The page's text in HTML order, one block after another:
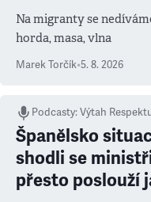
Na migranty se
horda, masa, vlna
Marek Torčík•5. 8. 2026
Podcasty:Výtah
Španělsko
shodli se
přesto poslouží